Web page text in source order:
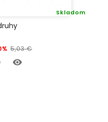
5,03 €
Skladom
Cena